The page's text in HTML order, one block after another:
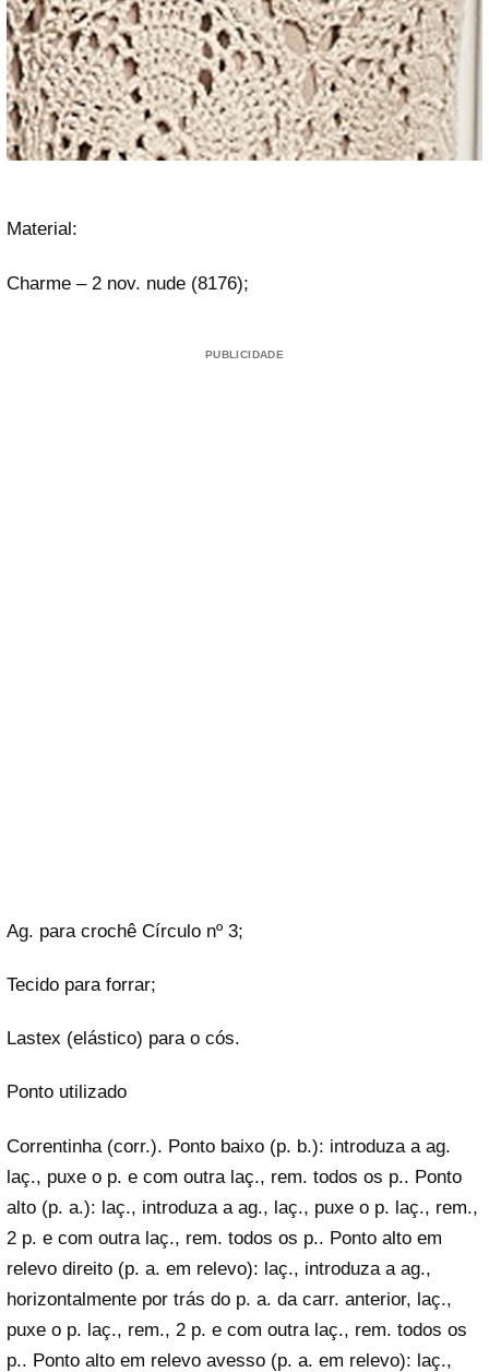
Material:
Charme – 2 nov. nude (8176);
PUBLICIDADE
Ag. para crochê Círculo nº 3;
Tecido para forrar;
Lastex (elástico) para o cós.
Ponto utilizado
Correntinha (corr.). Ponto baixo (p. b.): introduza a ag.
laç., puxe o p. e com outra laç., rem. todos os p.. Ponto
alto (p. a.): laç., introduza a ag., laç., puxe o p. laç., rem.,
2 p. e com outra laç., rem. todos os p.. Ponto alto em
relevo direito (p. a. em relevo): laç., introduza a ag.,
horizontalmente por trás do p. a. da carr. anterior, laç.,
puxe o p. laç., rem., 2 p. e com outra laç., rem. todos os
p.. Ponto alto em relevo avesso (p. a. em relevo): laç.,